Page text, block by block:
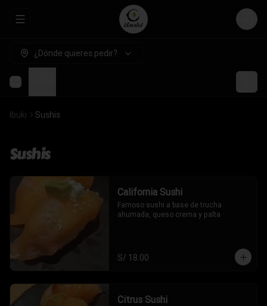
Abrir menu de navegación Login
¿Dónde quieres pedir?
Ibuki Sushis
Sushis
California Sushi
Famoso sushi a base de trucha
ahumada, queso crema y palta
S/ 18.00
Citrus Sushi